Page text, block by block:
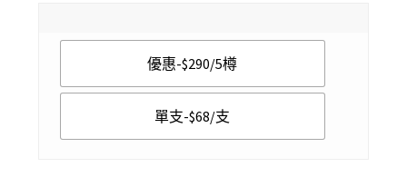
$ 68.00
優惠-$290/5樽
單支-$68/支